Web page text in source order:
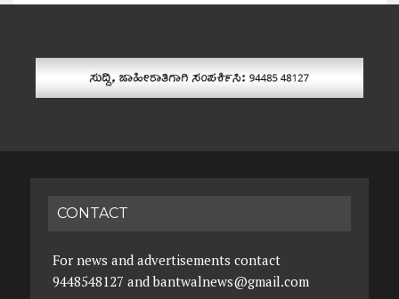
CONTACT
For news and advertisements contact
9448548127 and bantwalnews@gmail.com